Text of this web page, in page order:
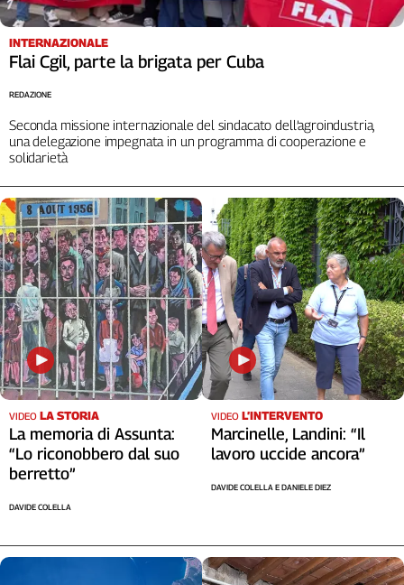
INTERNAZIONALE
Flai Cgil, parte la brigata per Cuba
Seconda missione internazionale del sindacato dell’agroindustria,
una delegazione impegnata in un programma di cooperazione e
solidarietà
REDAZIONE
VIDEO LA STORIA
La memoria di Assunta:
“Lo riconobbero dal suo
berretto”
DAVIDE COLELLA
VIDEO L’INTERVENTO
Marcinelle, Landini: “Il
lavoro uccide ancora”
DAVIDE COLELLA E DANIELE DIEZ